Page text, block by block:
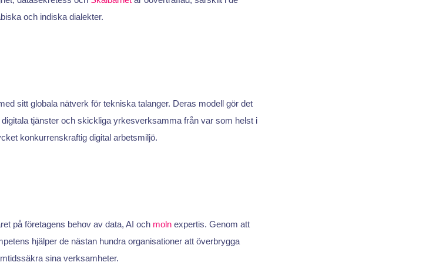
och indiska dialekter.
sitt globala nätverk för tekniska talanger. Deras modell gör det
tjänster och skickliga yrkesverksamma från var som helst i
konkurrenskraftig digital arbetsmiljö.
på företagens behov av data, AI och molnexpertis. Genom att
hjälper de nästan hundra organisationer att överbrygga
sina verksamheter.